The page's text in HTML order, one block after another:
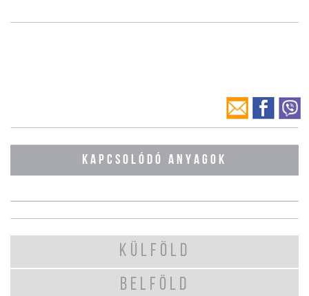
KAPCSOLÓDÓ ANYAGOK
KÜLFÖLD
BELFÖLD